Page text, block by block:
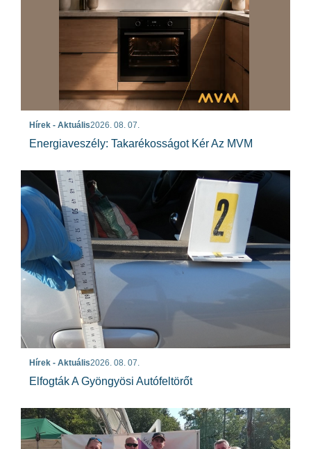
Hírek - Aktuális2026. 08. 07.
Energiaveszély: Takarékosságot Kér Az MVM
Hírek - Aktuális2026. 08. 07.
Elfogták A Gyöngyösi Autófeltörőt